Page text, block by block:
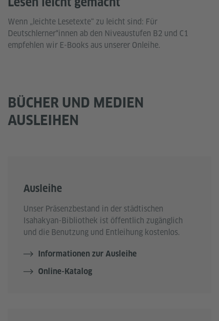
Wenn „leichte Lesetexte“ zu leicht sind: Für
Deutschlerner*innen ab den Niveaustufen B2 und C1
empfehlen wir E-Books aus unserer Onleihe.
BÜCHER UND MEDIEN
AUSLEIHEN
Ausleihe
Unser Präsenzbestand in der städtischen
Isahakyan-Bibliothek ist öffentlich zugänglich
und die Benutzung und Entleihung kostenlos.
Informationen zur Ausleihe
Online-Katalog